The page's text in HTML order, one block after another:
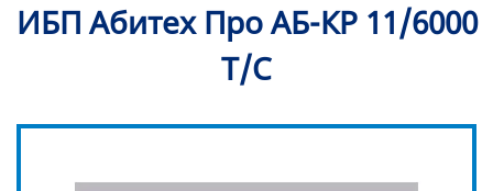
ИБП Абитех Про АБ-КР 11/6000
Т/С